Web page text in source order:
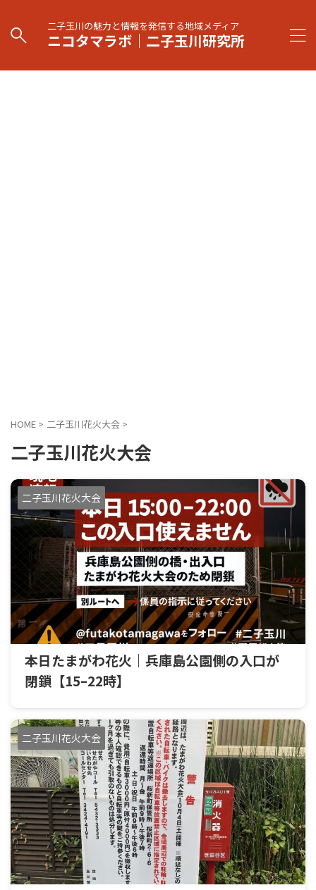
二子玉川の魅力と情報を発信する地域メディア
ニコタマラボ｜二子玉川研究所
HOME > 二子玉川花火大会 >
二子玉川花火大会
二子玉川花火大会
本日たまがわ花火｜兵庫島公園側の入口が
閉鎖【15–22時】
二子玉川花火大会